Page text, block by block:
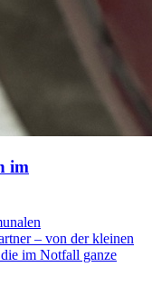
im
– von der kleinen
im Notfall ganze